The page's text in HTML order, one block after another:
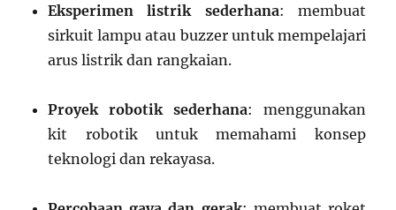
Eksperimen listrik sederhana: membuat
sirkuit lampu atau buzzer untuk mempelajari
arus listrik dan rangkaian.
Proyek robotik sederhana: menggunakan
kit robotik untuk memahami konsep
teknologi dan rekayasa.